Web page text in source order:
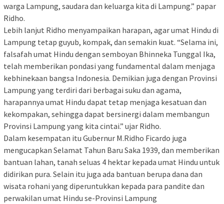
warga Lampung, saudara dan keluarga kita di Lampung.” papar
Ridho.
Lebih lanjut Ridho menyampaikan harapan, agar umat Hindu di
Lampung tetap guyub, kompak, dan semakin kuat. “Selama ini,
falsafah umat Hindu dengan semboyan Bhinneka Tunggal Ika,
telah memberikan pondasi yang fundamental dalam menjaga
kebhinekaan bangsa Indonesia. Demikian juga dengan Provinsi
Lampung yang terdiri dari berbagai suku dan agama,
harapannya umat Hindu dapat tetap menjaga kesatuan dan
kekompakan, sehingga dapat bersinergi dalam membangun
Provinsi Lampung yang kita cintai.” ujar Ridho.
Dalam kesempatan itu Gubernur M.Ridho Ficardo juga
mengucapkan Selamat Tahun Baru Saka 1939, dan memberikan
bantuan lahan, tanah seluas 4 hektar kepada umat Hindu untuk
didirikan pura. Selain itu juga ada bantuan berupa dana dan
wisata rohani yang diperuntukkan kepada para pandite dan
perwakilan umat Hindu se-Provinsi Lampung